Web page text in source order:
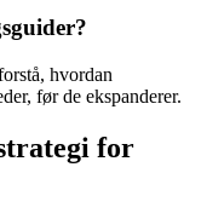
hvordan
før de ekspanderer.
for